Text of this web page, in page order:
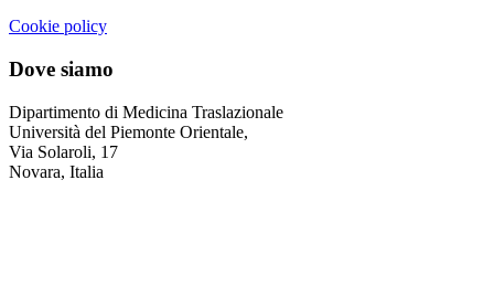
Cookie policy
Dove siamo
Dipartimento di Medicina Traslazionale
Università del Piemonte Orientale,
Via Solaroli, 17
Novara, Italia